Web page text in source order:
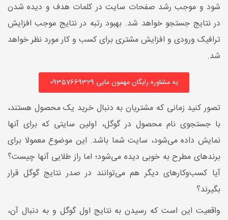
شود و موجب رشد صفحات سایت در کلمات هدف و دیده شدن
در نتایج جستجو خواهد شد. بهبود رتبه در نتایج موجب افزایش
ترافیک ورودی و افزایش مشتری برای کسب و کار مورد نظر خواهد
شد.
یه مشاوره رایگان مهمون مایی 09357669329
تصور کنید زمانی که مشتریان به دنبال خرید یک محصول هستند،
با جستجوی نام محصول در گوگل، اولین سایتی که برای آنها
نمایش داده می‌شود، سایت شما باشد. این موضوع معمولا برای
برندهای مطرح به خوبی دیده می‌شود؛ اما راز طلایی آنها چیست؟
آیا کسب‌وکارهای دیگر هم می‌توانند در صدر نتایج گوگل قرار
بگیرند؟
واقعیت این است که رسیدن به نتایج اول گوگل و به دنبال آن،